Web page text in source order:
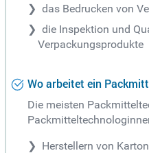
das Bedrucken von
die Inspektion und
Verpackungsprodukte
Wo arbeitet ein
Die meisten
Herstellern von